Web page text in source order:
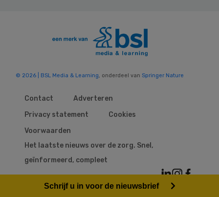
© 2026 | BSL Media & Learning, onderdeel van Springer Nature
Contact
Adverteren
Privacy statement
Cookies
Voorwaarden
Het laatste nieuws over de zorg. Snel,
geïnformeerd, compleet
Schrijf u in voor de nieuwsbrief